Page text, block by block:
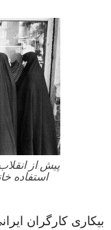
پیش از
استفاده
بیکاری کارگران